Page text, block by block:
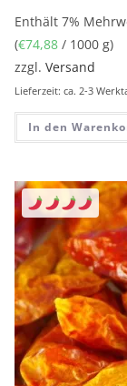
Enthält 7%
(€74,88 / 1000 g)
zzgl.Versand
Lieferzeit: ca. 2-3
In den